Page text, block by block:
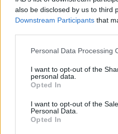
also be disclosed by us to third
Downstream Participants that
Please note that this website/
not limited to your visit or
grant or deny consent to
use your data for below
consent section.
Personal Data Processing
I want to opt-out of the
personal data.
Opted In
I want to opt-out of the
Personal Data.
Opted In
Előző oldal